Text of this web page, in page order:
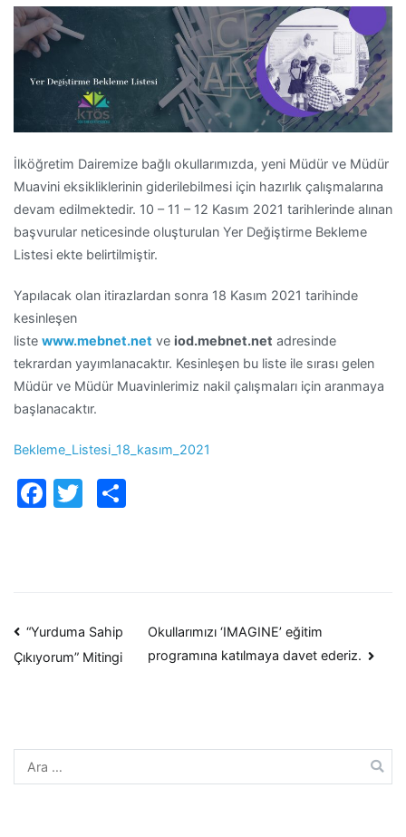
İlköğretim Dairemize bağlı okullarımızda, yeni Müdür ve Müdür
Muavini eksikliklerinin giderilebilmesi için hazırlık çalışmalarına
devam edilmektedir. 10 – 11 – 12 Kasım 2021 tarihlerinde alınan
başvurular neticesinde oluşturulan Yer Değiştirme Bekleme
Listesi ekte belirtilmiştir.
Yapılacak olan itirazlardan sonra 18 Kasım 2021 tarihinde
kesinleşen
liste www.mebnet.net ve iod.mebnet.net adresinde
tekrardan yayımlanacaktır. Kesinleşen bu liste ile sırası gelen
Müdür ve Müdür Muavinlerimiz nakil çalışmaları için aranmaya
başlanacaktır.
Bekleme_Listesi_18_kasım_2021
Facebook
Twitter
Yazı
“Yurduma Sahip
Çıkıyorum” Mitingi
Okullarımızı ‘IMAGINE’ eğitim
programına katılmaya davet ederiz.
Arama: